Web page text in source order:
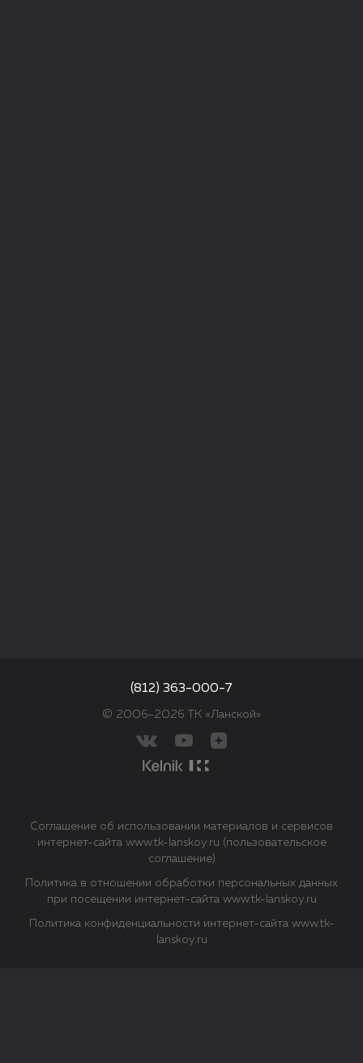
© 2006–2026 ТК «Ланской»
(812) 363-000-7
Политика в отношении обработки персональных данных
при посещении интернет-сайта www.tk-lanskoy.ru
Соглашение об использовании материалов и сервисов
интернет-сайта www.tk-lanskoy.ru (пользовательское
соглашение)
Политика конфиденциальности интернет-сайта www.tk-
lanskoy.ru